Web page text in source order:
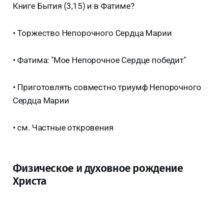
Книге Бытия (3,15) и в Фатиме?
• Торжество Непорочного Сердца Марии
• Фатима: "Мое Непорочное Сердце победит"
• Приготовлять совместно триумф Непорочного
Сердца Марии
• см. Частные откровения
Физическое и духовное рождение
Христа